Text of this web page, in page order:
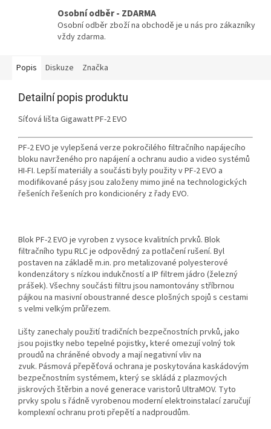
Osobní odběr - ZDARMA
Osobní odběr zboží na obchodě je u nás pro zákazníky
vždy zdarma.
Popis Diskuze Značka
Detailní popis produktu
Síťová lišta Gigawatt PF-2 EVO
PF-2 EVO je vylepšená verze pokročilého filtračního napájecího
bloku navrženého pro napájení a ochranu audio a video systémů
HI-FI. Lepší materiály a součásti byly použity v PF-2 EVO a
modifikované pásy jsou založeny mimo jiné na technologických
řešeních řešeních pro kondicionéry z řady EVO.
Blok PF-2 EVO je vyroben z vysoce kvalitních prvků. Blok
filtračního typu RLC je odpovědný za potlačení rušení. Byl
postaven na základě m.in. pro metalizované polyesterové
kondenzátory s nízkou indukčností a IP filtrem jádro (železný
prášek). Všechny součásti filtru jsou namontovány stříbrnou
pájkou na masivní oboustranné desce plošných spojů s cestami
s velmi velkým průřezem.
Lišty zanechaly použití tradičních bezpečnostních prvků, jako
jsou pojistky nebo tepelné pojistky, které omezují volný tok
proudů na chráněné obvody a mají negativní vliv na
zvuk. Pásmová přepěťová ochrana je poskytována kaskádovým
bezpečnostním systémem, který se skládá z plazmových
jiskrových štěrbin a nové generace varistorů UltraMOV. Tyto
prvky spolu s řádně vyrobenou moderní elektroinstalací zaručují
komplexní ochranu proti přepětí a nadproudům.